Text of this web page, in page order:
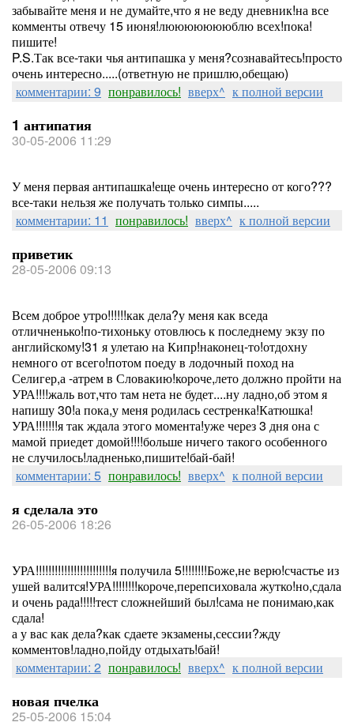
забывайте меня и не думайте,что я не веду дневник!на все
комменты отвечу 15 июня!люююююююблю всех!пока!
пишите!
P.S.Так все-таки чья антипашка у меня?сознавайтесь!просто
очень интересно.....(ответную не пришлю,обещаю)
комментарии: 9 понравилось! вверх^ к полной версии
1 антипатия
30-05-2006 11:29
У меня первая антипашка!еще очень интересно от кого???
все-таки нельзя же получать только симпы.....
комментарии: 11 понравилось! вверх^ к полной версии
приветик
28-05-2006 09:13
Всем доброе утро!!!!!!как дела?у меня как вседа
отличненько!по-тихоньку отовлюсь к последнему экзу по
английскому!31 я улетаю на Кипр!наконец-то!отдохну
немного от всего!потом поеду в лодочный поход на
Селигер,а -атрем в Словакию!короче,лето должно пройти на
УРА!!!!жаль вот,что там нета не будет....ну ладно,об этом я
напишу 30!а пока,у меня родилась сестренка!Катюшка!
УРА!!!!!!!я так ждала этого момента!уже через 3 дня она с
мамой приедет домой!!!!больше ничего такого особенного
не случилось!ладненько,пишите!бай-бай!
комментарии: 5 понравилось! вверх^ к полной версии
я сделала это
26-05-2006 18:26
УРА!!!!!!!!!!!!!!!!!!!!!!!!я получила 5!!!!!!!!Боже,не верю!счастье из
ушей валится!УРА!!!!!!!!короче,перепсиховала жутко!но,сдала
и очень рада!!!!!тест сложнейший был!сама не понимаю,как
сдала!
а у вас как дела?как сдаете экзамены,сессии?жду
комментов!ладно,пойду отдыхать!бай!
комментарии: 2 понравилось! вверх^ к полной версии
новая пчелка
25-05-2006 15:04